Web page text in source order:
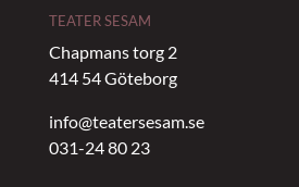
TEATER SESAM
Chapmans torg 2
414 54 Göteborg
info@teatersesam.se
031-24 80 23